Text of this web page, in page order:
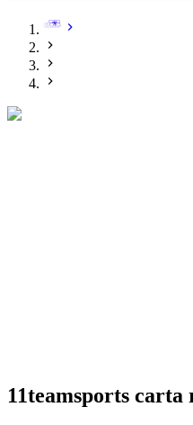
11teamsports carta